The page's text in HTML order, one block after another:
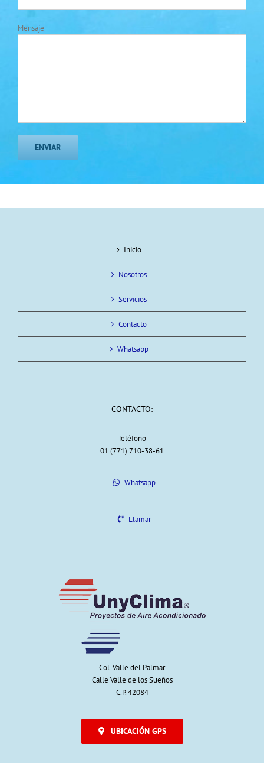
Mensaje
Inicio
Nosotros
Servicios
Contacto
Whatsapp
CONTACTO:
Teléfono
01 (771) 710-38-61
Whatsapp
Llamar
Col. Valle del Palmar
Calle Valle de los Sueños
C.P. 42084
UBICACIÓN GPS